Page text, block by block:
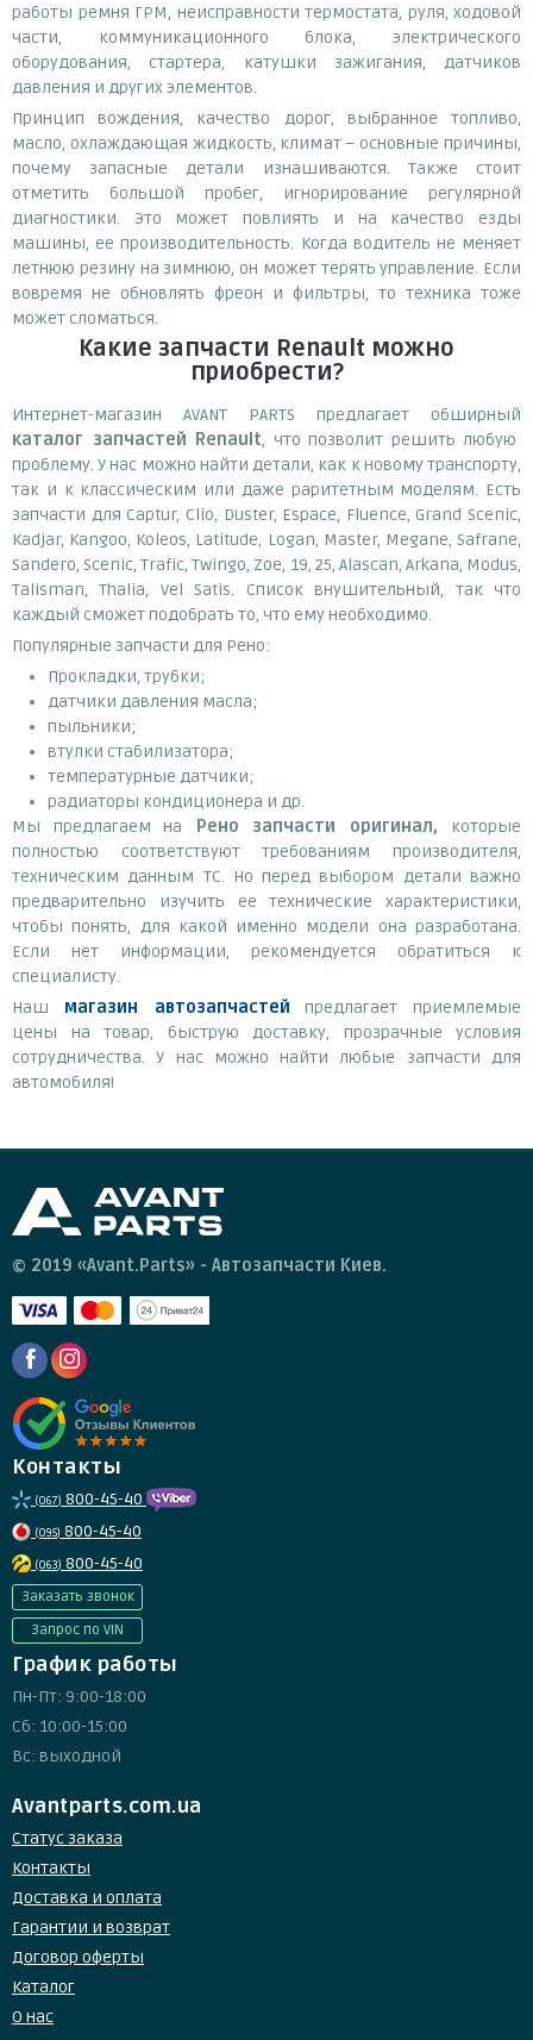
работы ремня ГРМ, неисправности термостата, руля, ходовой
части, коммуникационного блока, электрического
оборудования, стартера, катушки зажигания, датчиков
давления и других элементов.
Принцип вождения, качество дорог, выбранное топливо,
масло, охлаждающая жидкость, климат – основные причины,
почему запасные детали изнашиваются. Также стоит
отметить большой пробег, игнорирование регулярной
диагностики. Это может повлиять и на качество езды
машины, ее производительность. Когда водитель не меняет
летнюю резину на зимнюю, он может терять управление. Если
вовремя не обновлять фреон и фильтры, то техника тоже
может сломаться.
Какие запчасти Renault можно
приобрести?
Интернет-магазин AVANT PARTS предлагает обширный
каталог запчастей Renault, что позволит решить любую
проблему. У нас можно найти детали, как к новому транспорту,
так и к классическим или даже раритетным моделям. Есть
запчасти для Captur, Clio, Duster, Espace, Fluence, Grand Scenic,
Kadjar, Kangoo, Koleos, Latitude, Logan, Master, Megane, Safrane,
Sandero, Scenic, Trafic, Twingo, Zoe, 19, 25, Alascan, Arkana, Modus,
Talisman, Thalia, Vel Satis. Список внушительный, так что
каждый сможет подобрать то, что ему необходимо.
Популярные запчасти для Рено:
Прокладки, трубки;
датчики давления масла;
пыльники;
втулки стабилизатора;
температурные датчики;
радиаторы кондиционера и др.
Мы предлагаем на Рено запчасти оригинал, которые
полностью соответствуют требованиям производителя,
техническим данным ТС. Но перед выбором детали важно
предварительно изучить ее технические характеристики,
чтобы понять, для какой именно модели она разработана.
Если нет информации, рекомендуется обратиться к
специалисту.
Наш магазин автозапчастей предлагает приемлемые
цены на товар, быструю доставку, прозрачные условия
сотрудничества. У нас можно найти любые запчасти для
автомобиля!
© 2019 «Avant.Parts» - Автозапчасти Киев.
Контакты
(067) 800-45-40
(095) 800-45-40
(063) 800-45-40
Заказать звонок
Запрос по VIN
График работы
Пн-Пт: 9:00-18:00
Сб: 10:00-15:00
Вс: выходной
Avantparts.com.ua
Статус заказа
Контакты
Доставка и оплата
Гарантии и возврат
Договор оферты
Каталог
О нас